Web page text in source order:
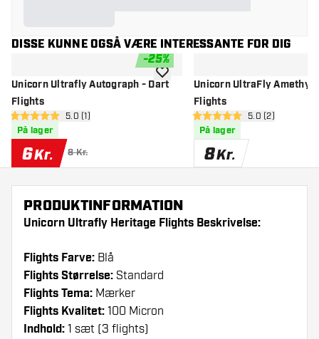
DISSE KUNNE OGSÅ VÆRE INTERESSANTE FOR DIG
-25%
Unicorn Ultrafly Autograph - Dart
Flights
åbn anmeldelsespanel
5 bedømmelsesstjerner
5.0 (1)
På lager
6Kr. 8 Kr.
tilføje til ønskeliste
Unicorn UltraFly
Flights
åbn
5 bedømmelsesstjerner
5.0 (2)
På lager
8Kr.
PRODUKTINFORMATION
Unicorn Ultrafly Heritage Flights Beskrivelse:
Flights Farve: Blå
Flights Størrelse: Standard
Flights Tema: Mærker
Flights Kvalitet: 100 Micron
Indhold: 1 sæt (3 flights)